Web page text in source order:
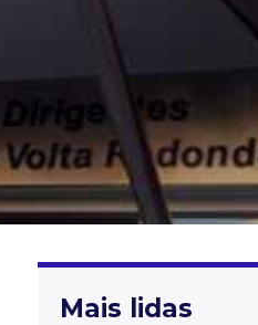
Mais lidas